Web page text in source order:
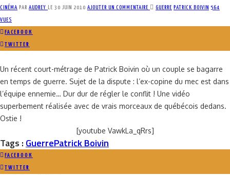
CINÉMA PAR AUDREY LE 30 JUIN 2010 AJOUTER UN COMMENTAIRE GUERRE PATRICK BOIVIN 564
VUES
FACEBOOK
TWITTER
Un récent court-métrage de Patrick Boivin où un couple se bagarre
en temps de guerre. Sujet de la dispute : l’ex-copine du mec est dans
l’équipe ennemie… Dur dur de régler le conflit ! Une vidéo
superbement réalisée avec de vrais morceaux de québécois dedans.
Ostie !
[youtube VawkLa_qRrs]
Tags :GuerrePatrick Boivin
FACEBOOK
TWITTER